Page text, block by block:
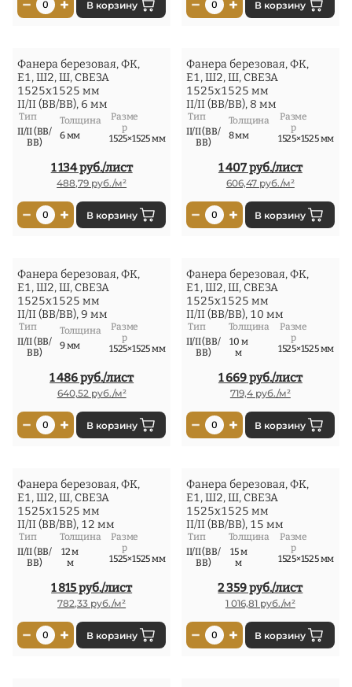
− 0 + В корзину − 0 + В корзину
Фанера березовая, ФК,
Е1, Ш2, Ш, СВЕЗА
1525x1525 мм
II/II (ВВ/ВВ), 6 мм
Тип
II/II (ВВ/
ВВ)
Толщина
6 мм
Разме
р
1525×1525 мм
1 134 руб./лист
488,79 руб./м²
− 0 + В корзину
Фанера березовая, ФК,
Е1, Ш2, Ш, СВЕЗА
1525x1525 мм
II/II (ВВ/ВВ), 8 мм
Тип
II/II (ВВ/
ВВ)
Толщина
8 мм
Разме
р
1525×1525 мм
1 407 руб./лист
606,47 руб./м²
− 0 + В корзину
Фанера березовая, ФК,
Е1, Ш2, Ш, СВЕЗА
1525x1525 мм
II/II (ВВ/ВВ), 9 мм
Тип
II/II (ВВ/
ВВ)
Толщина
9 мм
Разме
р
1525×1525 мм
1 486 руб./лист
640,52 руб./м²
− 0 + В корзину
Фанера березовая, ФК,
Е1, Ш2, Ш, СВЕЗА
1525x1525 мм
II/II (ВВ/ВВ), 10 мм
Тип
II/II (ВВ/
ВВ)
Толщина
10 м
м
Разме
р
1525×1525 мм
1 669 руб./лист
719,4 руб./м²
− 0 + В корзину
Фанера березовая, ФК,
Е1, Ш2, Ш, СВЕЗА
1525x1525 мм
II/II (ВВ/ВВ), 12 мм
Тип
II/II (ВВ/
ВВ)
Толщина
12 м
м
Разме
р
1525×1525 мм
1 815 руб./лист
782,33 руб./м²
− 0 + В корзину
Фанера березовая, ФК,
Е1, Ш2, Ш, СВЕЗА
1525x1525 мм
II/II (ВВ/ВВ), 15 мм
Тип
II/II (ВВ/
ВВ)
Толщина
15 м
м
Разме
р
1525×1525 мм
2 359 руб./лист
1 016,81 руб./м²
− 0 + В корзину